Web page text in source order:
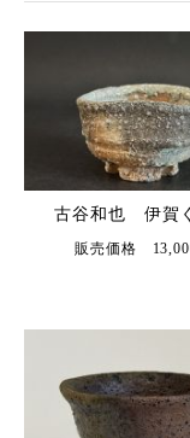
古谷和也 伊賀
販売価格